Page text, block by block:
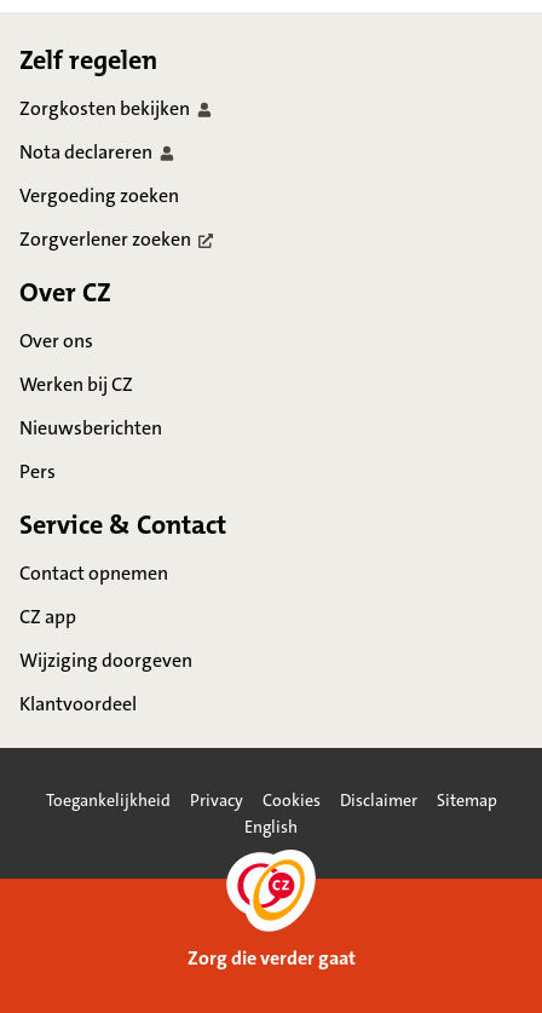
Zelf regelen
Zorgkosten bekijken
Notadeclareren
Vergoeding zoeken
Zorgverlenerzoeken
Over CZ
Over ons
Werken bij CZ
Nieuwsberichten
Pers
Service & Contact
Contact opnemen
CZ app
Wijziging doorgeven
Klantvoordeel
Toegankelijkheid Privacy Cookies Disclaimer
Sitemap
English
Zorg die verder gaat